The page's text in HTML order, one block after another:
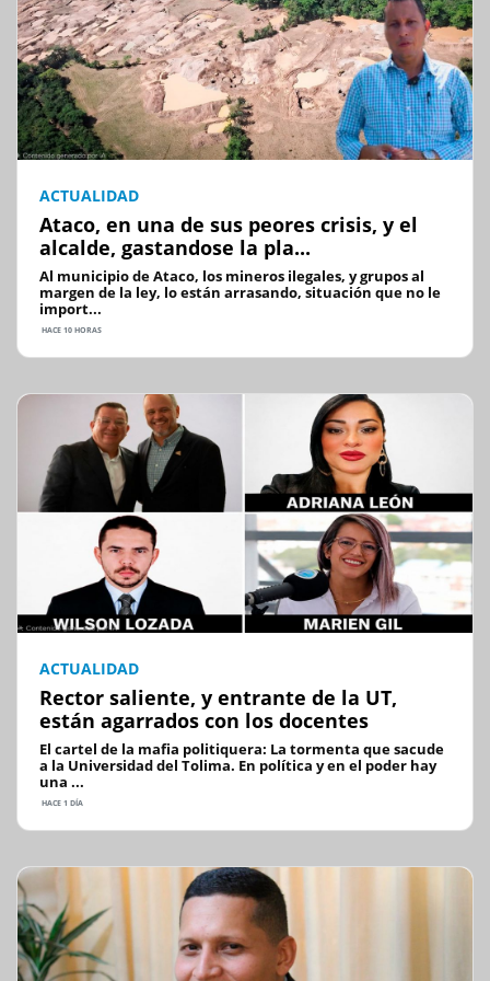
ACTUALIDAD
Ataco, en una de sus peores crisis, y el
alcalde, gastandose la pla...
Al municipio de Ataco, los mineros ilegales, y grupos al
margen de la ley, lo están arrasando, situación que no le
import...
HACE 10 HORAS
ACTUALIDAD
Rector saliente, y entrante de la UT,
están agarrados con los docentes
El cartel de la mafia politiquera: La tormenta que sacude
a la Universidad del Tolima. En política y en el poder hay
una ...
HACE 1 DÍA